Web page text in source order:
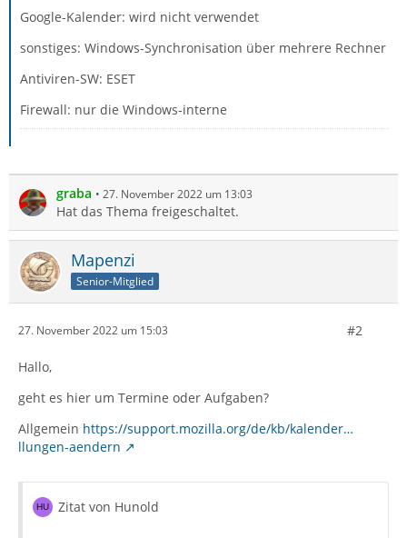
Google-Kalender: wird nicht verwendet
sonstiges: Windows-Synchronisation über mehrere Rechner
Antiviren-SW: ESET
Firewall: nur die Windows-interne
graba 27. November 2022 um 13:03
Hat das Thema freigeschaltet.
Mapenzi
Senior-Mitglied
27. November 2022 um 15:03 #2
Hallo,
geht es hier um Termine oder Aufgaben?
Allgemein https://support.mozilla.org/de/kb/kalender…
llungen-aendern
Zitat von Hunold